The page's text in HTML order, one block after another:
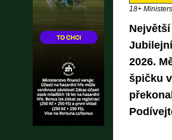
18+
2026.
špičku